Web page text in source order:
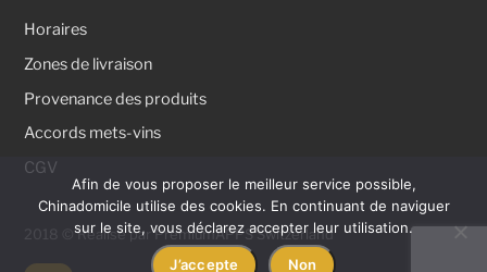
Horaires
Zones de livraison
Provenance des produits
Accords mets-vins
CGV
2018 © Réalisé parPremiumAPPS Switzerland
Afin de vous proposer le meilleur service possible,
Chinadomicile utilise des cookies. En continuant de naviguer
sur le site, vous déclarez accepter leur utilisation.
J’accepte Non